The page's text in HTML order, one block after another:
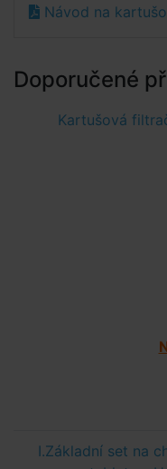
Návod na
Doporučené
Kartušová
I.Základní set na